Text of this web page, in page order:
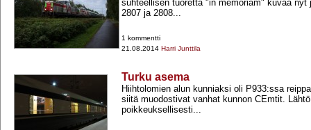
suhteellisen tuoretta "in memoriam" kuvaa nyt
2807 ja 2808...
1 kommentti
21.08.2014 Harri Junttila
Turku asema
Hiihtolomien alun kunniaksi oli P933:ssa
siitä muodostivat vanhat kunnon CEmtit.
poikkeuksellisesti...